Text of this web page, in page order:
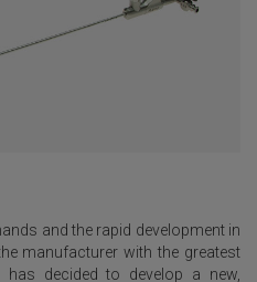
and the rapid development in
manufacturer with the greatest
has decided to develop a new,